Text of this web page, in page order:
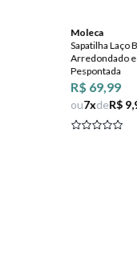
Moleca
Sapatilha Laço
Arredondado e
Pespontada
R$ 69,99
ou7xdeR$